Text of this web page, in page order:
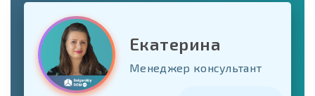
Екатерина
Менеджер консультант